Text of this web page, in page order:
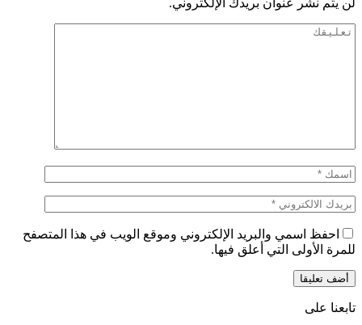
لن يتم نشر عنوان بريدك الإلكتروني.
احفظ اسمي والبريد الإلكتروني وموقع الويب في هذا المتصفح
للمرة الأولى التي أعلق فيها.
تابعنا على